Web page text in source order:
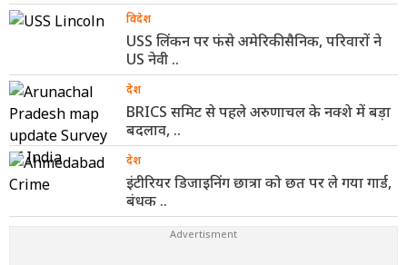
विदेश
USS लिंकन पर फंसे अमेरिकी सैनिक, परिवारों ने
US नेवी ..
देश
BRICS समिट से पहले अरुणाचल के नक्शे में बड़ा
बदलाव, ..
देश
इंटीरियर डिजाइनिंग छात्रा को छत पर ले गया गार्ड,
बंधक ..